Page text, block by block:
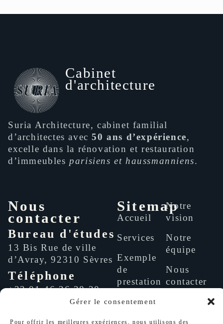
Gérer le consentement
Pour offrir les meilleures expériences, nous utilisons des
Cabinet
d'architecture
Suria Architecture, cabinet familial
d’architectes avec50 ans d’expérience,
excelle dans la rénovation et restauration
d’immeublesparisiens et haussmanniens.
Nous
contacter
Bureau d'études
13 Bis Rue de ville
d’Avray, 92310 Sèvres
Téléphone
+33 01 46 26 28 30
support@suria.fr
Sitemap
Accueil
Services
Exemple
de
prestation
Portfolio
Recrutement
Notre
vision
Notre
équipe
Nous
contacter